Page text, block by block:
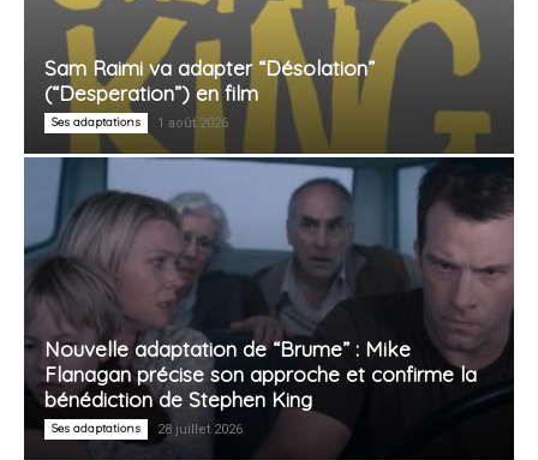
Sam Raimi va adapter “Désolation”
(“Desperation”) en film
Ses adaptations 1 août 2026
Nouvelle adaptation de “Brume” : Mike
Flanagan précise son approche et confirme la
bénédiction de Stephen King
Ses adaptations 28 juillet 2026